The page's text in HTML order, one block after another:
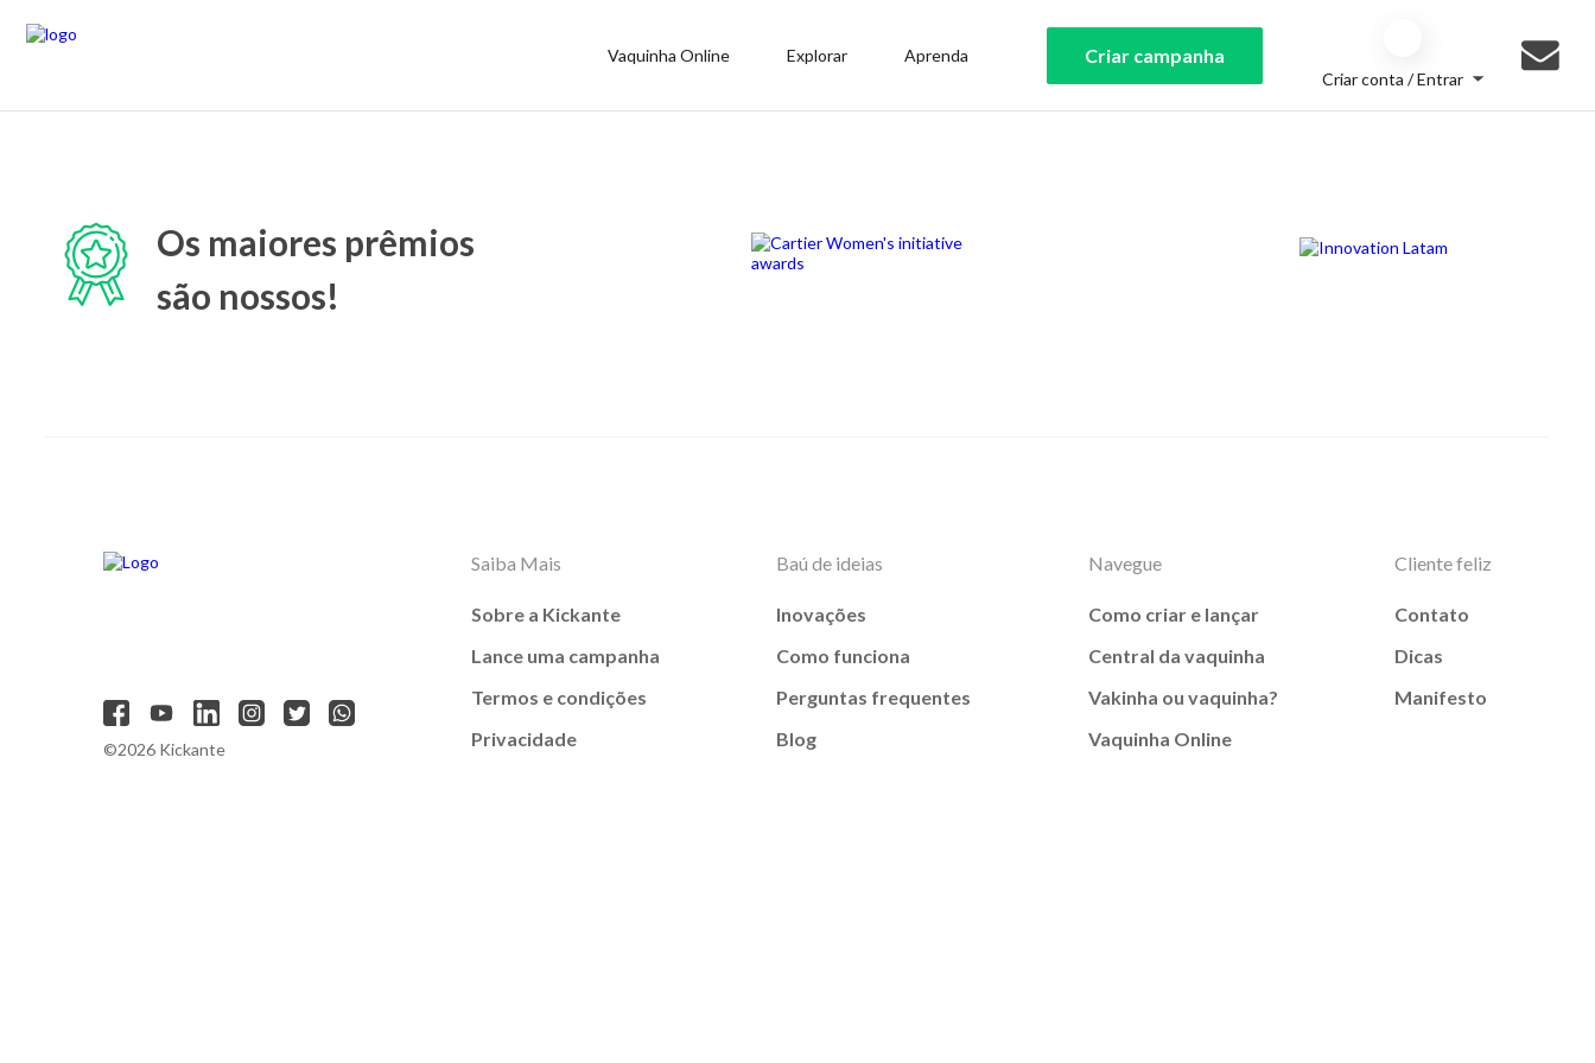
Vaquinha Online Explorar Aprenda Criar campanha
Criar conta / Entrar
Os maiores prêmios
são nossos!
©2026 Kickante
Saiba Mais
Sobre a Kickante
Lance uma campanha
Termos e condições
Privacidade
Baú de ideias
Inovações
Como funciona
Perguntas frequentes
Blog
Navegue
Como criar e lançar
Central da vaquinha
Vakinha ou vaquinha?
Vaquinha Online
Cliente feliz
Contato
Dicas
Manifesto